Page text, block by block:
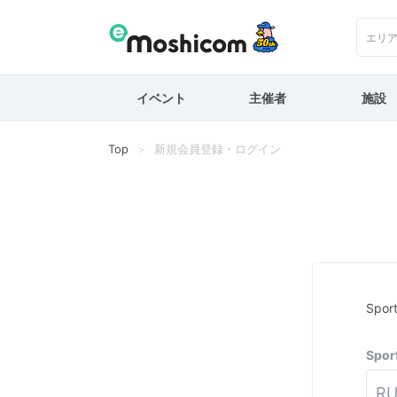
エリ
イベント 主催者 施設
Top 新規会員登録・ログイン